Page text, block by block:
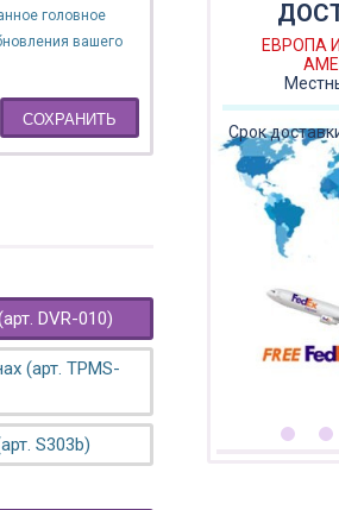
головное
вашего
СОХРАНИТЬ
DVR-010)
(арт. TPMS-
S303b)